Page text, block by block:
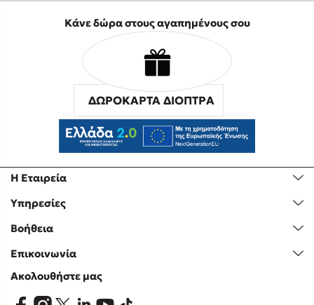
Η Εταιρεία
Υπηρεσίες
Βοήθεια
Επικοινωνία
Κάνε δώρα στους αγαπημένους σου
ΔΩΡΟΚΑΡΤΑ ΔΙΟΠΤΡΑ
Ακολουθήστε μας